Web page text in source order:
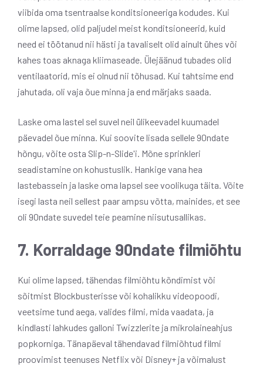
viibida oma tsentraalse konditsioneeriga kodudes. Kui
olime lapsed, olid paljudel meist konditsioneerid, kuid
need ei töötanud nii hästi ja tavaliselt olid ainult ühes või
kahes toas aknaga kliimaseade. Ülejäänud tubades olid
ventilaatorid, mis ei olnud nii tõhusad. Kui tahtsime end
jahutada, oli vaja õue minna ja end märjaks saada.
Laske oma lastel sel suvel neil ülikeevadel kuumadel
päevadel õue minna. Kui soovite lisada sellele 90ndate
hõngu, võite osta Slip-n-Slide'i. Mõne sprinkleri
seadistamine on kohustuslik. Hankige vana hea
lastebassein ja laske oma lapsel see voolikuga täita. Võite
isegi lasta neil sellest paar ampsu võtta, mainides, et see
oli 90ndate suvedel teie peamine niisutusallikas.
7. Korraldage 90ndate filmiõhtu
Kui olime lapsed, tähendas filmiõhtu kõndimist või
sõitmist Blockbusterisse või kohalikku videopoodi,
veetsime tund aega, valides filmi, mida vaadata, ja
kindlasti lahkudes galloni Twizzlerite ja mikrolaineahjus
popkorniga. Tänapäeval tähendavad filmiõhtud filmi
proovimist teenuses Netflix või Disney+ ja võimalust